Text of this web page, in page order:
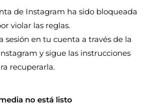
de Instagram ha sido bloqueada
violar las reglas.
sesión en tu cuenta a través de la
y sigue las instrucciones
recuperarla.
no está listo